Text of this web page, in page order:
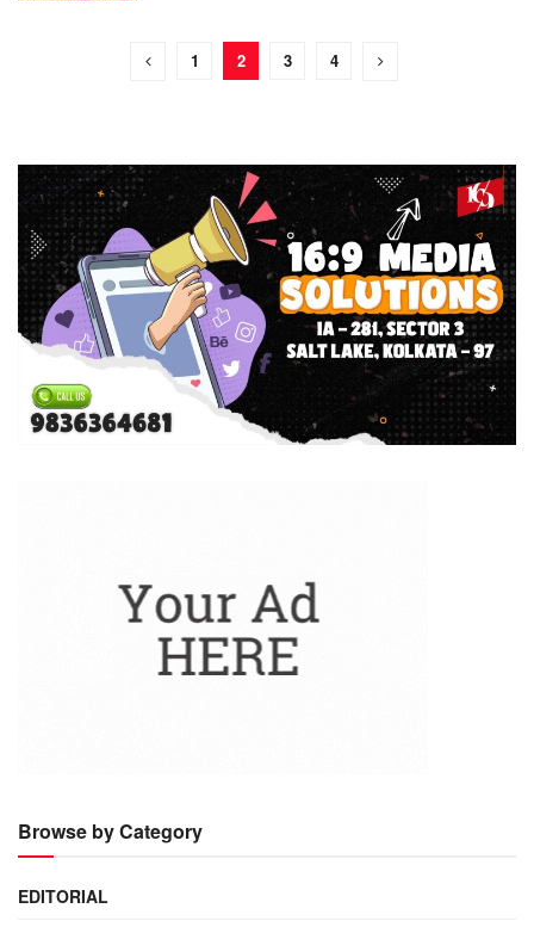
1 2 3 4
Browse by Category
EDITORIAL